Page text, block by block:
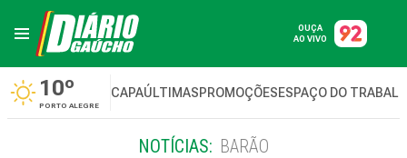
OUÇA
AO VIVO
10º
PORTO ALEGRE
CAPAÚLTIMASPROMOÇÕESESPAÇO DO
NOTÍCIAS: BARÃO